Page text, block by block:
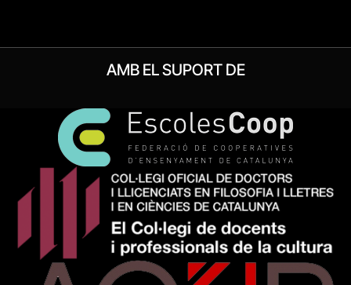
AMB EL SUPORT DE